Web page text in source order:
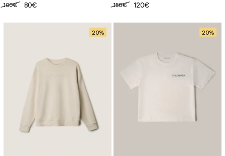
100€
80€
150€
120€
20% 20%